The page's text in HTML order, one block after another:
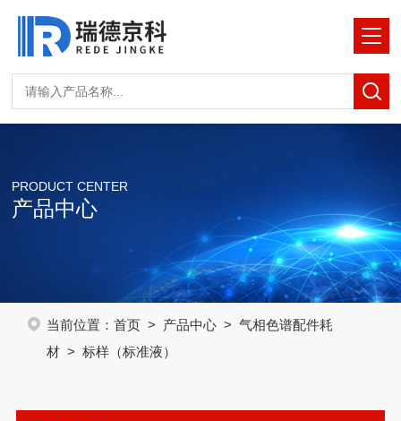
PRODUCT CENTER
产品中心
当前位置： 首页> 产品中心> 气相色谱配件耗
材> 标样（标准液）